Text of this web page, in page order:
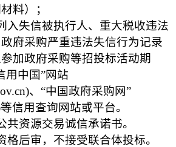
料）；
入失信被执行人、重大税收违法
府采购严重违法失信行为记录
加政府采购等招投标活动期
用中国”网站
、“中国政府采购网”
信用查询网站或平台。
共资源交易诚信承诺书。
格后审，不接受联合体投标。